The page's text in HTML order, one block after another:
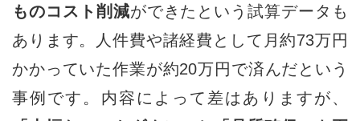
ものコスト削減ができたという試算データも
あります。人件費や諸経費として月約73万円
かかっていた作業が約20万円で済んだという
事例です。内容によって差はありますが、